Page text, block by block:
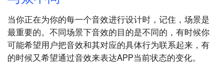
当你正在为你的每一个音效进行设计时，记住，场景是
最重要的。不同场景下音效的目的是不同的，有时候你
可能希望用户把音效和其对应的具体行为联系起来，有
的时候又希望通过音效来表达APP当前状态的变化。